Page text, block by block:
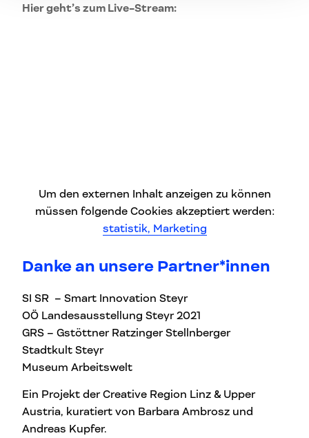
Hier geht’s zum Live-Stream:
Um den externen Inhalt anzeigen zu können
müssen folgende Cookies akzeptiert werden:
statistik, Marketing
Danke an unsere Partner*innen
SI SR – Smart Innovation Steyr
OÖ Landesausstellung Steyr 2021
GRS – Gstöttner Ratzinger Stellnberger
Stadtkult Steyr
Museum Arbeitswelt
Ein Projekt der Creative Region Linz & Upper
Austria, kuratiert von Barbara Ambrosz und
Andreas Kupfer.